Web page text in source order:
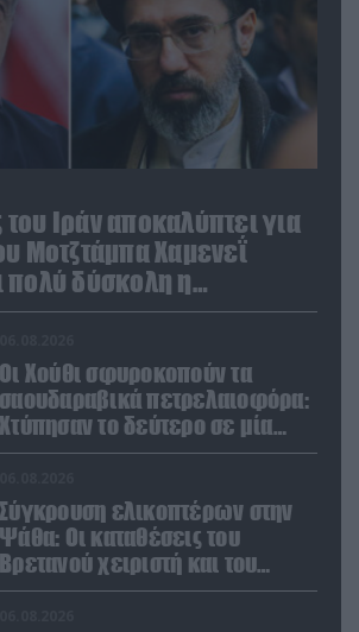
Ιράν αποκαλύπτει για
Μοτζτάμπα Χαμενεΐ
πολύ δύσκολη η
Οι Χούθι σφυροκοπούν τα
σαουδαραβικά πετρελαιοφόρα:
Χτύπησαν το δεύτερο σε μία
ημέρα στην Ερυθρά Θάλασσα
Σύγκρουση ελικοπτέρων στην
Ψάθα: Οι καταθέσεις του
Βρετανού χειριστή και του
Έλληνα πιλότου από το δεύτερο